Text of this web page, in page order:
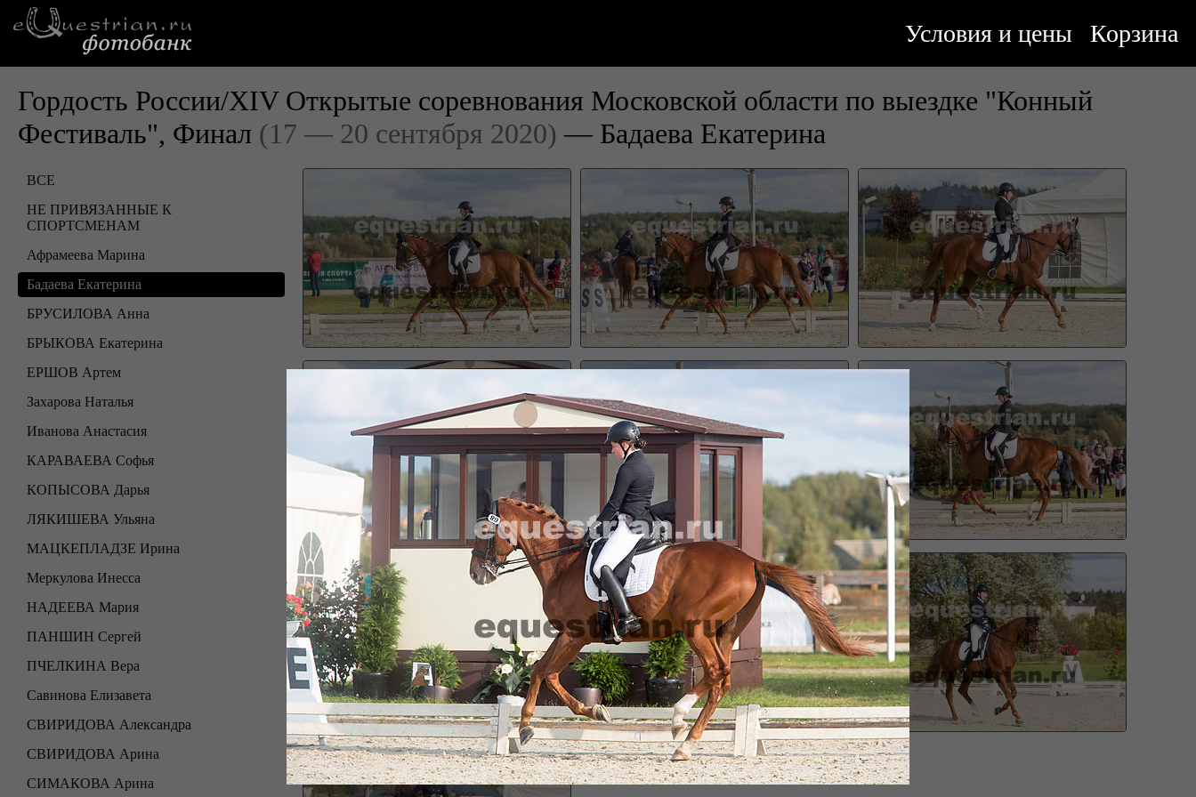
Корзина
Условия и цены
Гордость России/XIV Открытые соревнования Московской области по выездке "Конный
Фестиваль", Финал (17 — 20 сентября 2020) — Бадаева Екатерина
ВСЕ
НЕ ПРИВЯЗАННЫЕ К
СПОРТСМЕНАМ
Афрамеева Марина
Бадаева Екатерина
БРУСИЛОВА Анна
БРЫКОВА Екатерина
ЕРШОВ Артем
Захарова Наталья
Иванова Анастасия
КАРАВАЕВА Софья
КОПЫСОВА Дарья
ЛЯКИШЕВА Ульяна
МАЦКЕПЛАДЗЕ Ирина
Меркулова Инесса
НАДЕЕВА Мария
ПАНШИН Сергей
ПЧЕЛКИНА Вера
Савинова Елизавета
СВИРИДОВА Александра
СВИРИДОВА Арина
СИМАКОВА Арина